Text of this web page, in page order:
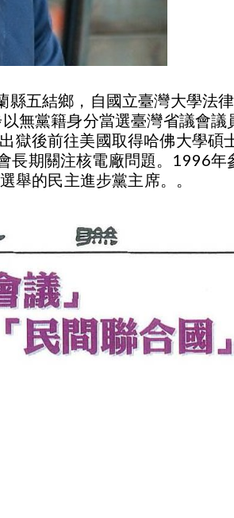
五結鄉，自國立臺灣大學法
無黨籍身分當選臺灣省議會
獄後前往美國取得哈佛大學碩
長期關注核電廠問題。1996
舉的民主進步黨主席。。